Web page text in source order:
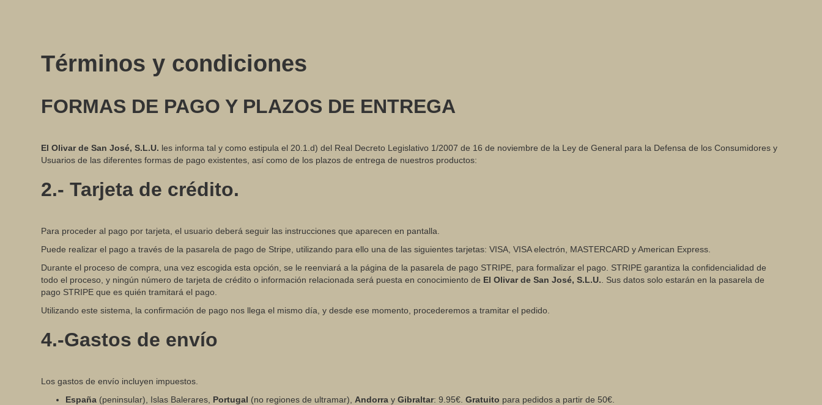
Términos y condiciones
FORMAS DE PAGO Y PLAZOS DE ENTREGA
El Olivar de San José, S.L.U. les informa tal y como estipula el 20.1.d) del Real Decreto Legislativo 1/2007 de 16 de noviembre de la Ley de General para la Defensa de los Consumidores y
Usuarios de las diferentes formas de pago existentes, así como de los plazos de entrega de nuestros productos:
2.- Tarjeta de crédito.
Para proceder al pago por tarjeta, el usuario deberá seguir las instrucciones que aparecen en pantalla.
Puede realizar el pago a través de la pasarela de pago de Stripe, utilizando para ello una de las siguientes tarjetas: VISA, VISA electrón, MASTERCARD y American Express.
Durante el proceso de compra, una vez escogida esta opción, se le reenviará a la página de la pasarela de pago STRIPE, para formalizar el pago. STRIPE garantiza la confidencialidad de
todo el proceso, y ningún número de tarjeta de crédito o información relacionada será puesta en conocimiento de El Olivar de San José, S.L.U. . Sus datos solo estarán en la pasarela de
pago STRIPE que es quién tramitará el pago.
Utilizando este sistema, la confirmación de pago nos llega el mismo día, y desde ese momento, procederemos a tramitar el pedido.
4.-Gastos de envío
Los gastos de envío incluyen impuestos.
España (peninsular), Islas Balerares, Portugal (no regiones de ultramar), Andorra yGibraltar: 9.95€.Gratuito para pedidos a partir de 50€.